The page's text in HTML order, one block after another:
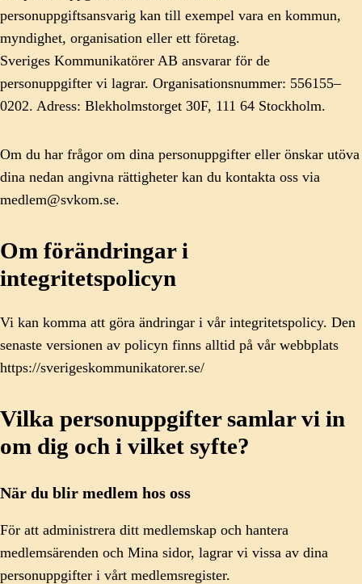
personuppgiftsansvarig kan till exempel vara en kommun,
myndighet, organisation eller ett företag.
Sveriges Kommunikatörer AB ansvarar för de
personuppgifter vi lagrar. Organisationsnummer: 556155–
0202. Adress: Blekholmstorget 30F, 111 64 Stockholm.
Om du har frågor om dina personuppgifter eller önskar utöva
dina nedan angivna rättigheter kan du kontakta oss via
medlem@svkom.se.
Om förändringar i
integritetspolicyn
Vi kan komma att göra ändringar i vår integritetspolicy. Den
senaste versionen av policyn finns alltid på vår webbplats
https://sverigeskommunikatorer.se/
Vilka personuppgifter samlar vi in
om dig och i vilket syfte?
När du blir medlem hos oss
För att administrera ditt medlemskap och hantera
medlemsärenden och Mina sidor, lagrar vi vissa av dina
personuppgifter i vårt medlemsregister.